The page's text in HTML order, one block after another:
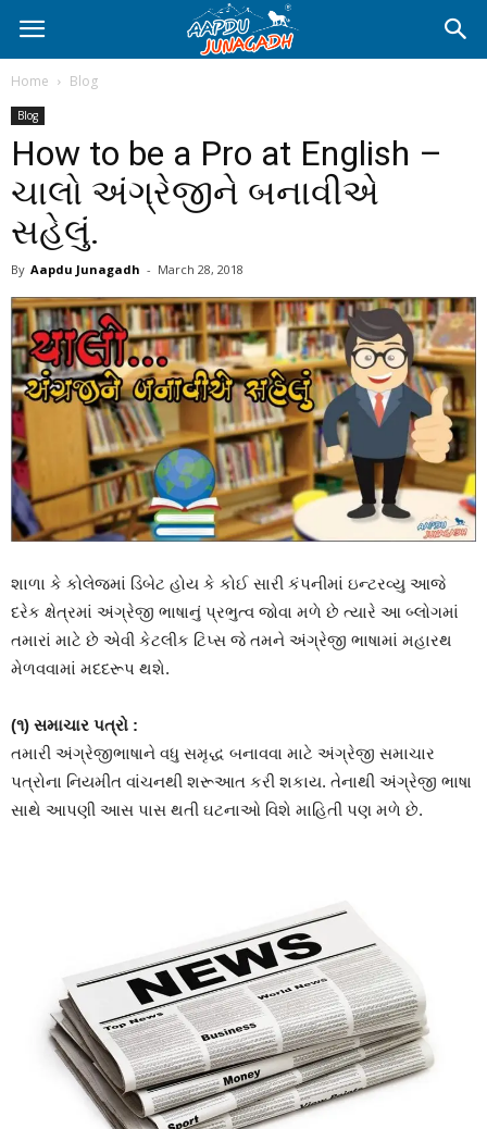
Home Blog
Blog
How to be a Pro at English –
ચાલો અંગ્રેજીને બનાવીએ
સહેલું.
By Aapdu Junagadh - March 28, 2018
શાળા કે કોલેજમાં ડિબેટ હોય કે કોઈ સારી કંપનીમાં ઇન્ટરવ્યુ આજે
દરેક ક્ષેત્રમાં અંગ્રેજી ભાષાનું પ્રભુત્વ જોવા મળે છે ત્યારે આ બ્લોગમાં
તમારાં માટે છે એવી કેટલીક ટિપ્સ જે તમને અંગ્રેજી ભાષામાં મહારથ
મેળવવામાં મદદરૂપ થશે.
(૧) સમાચાર પત્રો :
તમારી અંગ્રેજીભાષાને વધુ સમૃદ્ધ બનાવવા માટે અંગ્રેજી સમાચાર
પત્રોના નિયમીત વાંચનથી શરૂઆત કરી શકાય. તેનાથી અંગ્રેજી ભાષા
સાથે આપણી આસ પાસ થતી ઘટનાઓ વિશે માહિતી પણ મળે છે.